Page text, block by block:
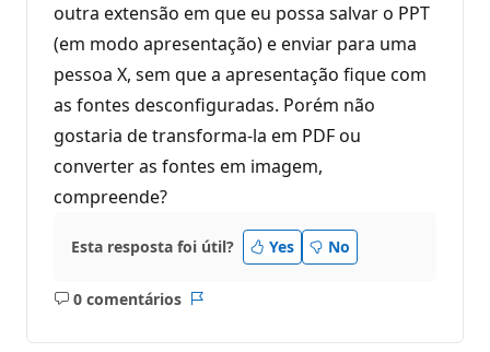
outra extensão em que eu possa salvar o PPT
(em modo apresentação) e enviar para uma
pessoa X, sem que a apresentação fique com
as fontes desconfiguradas. Porém não
gostaria de transforma-la em PDF ou
converter as fontes em imagem,
compreende?
Esta resposta foi útil? Yes No
0 comentários
Sem